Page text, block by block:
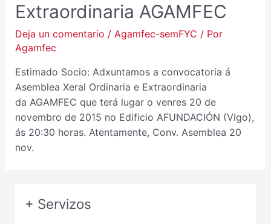
Extraordinaria AGAMFEC
Deja un comentario / Agamfec-semFYC / Por
Agamfec
Estimado Socio: Adxuntamos a convocatoria á
Asemblea Xeral Ordinaria e Extraordinaria
da AGAMFEC que terá lugar o venres 20 de
novembro de 2015 no Edificio AFUNDACIÓN (Vigo),
ás 20:30 horas. Atentamente, Conv. Asemblea 20
nov.
+ Servizos